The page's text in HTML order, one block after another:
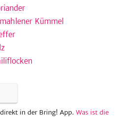
Kümmel
in der Bring! App. Was ist die